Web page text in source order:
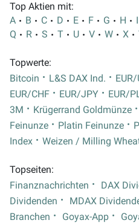
Top Aktien mit:
A
B C D E F G H I
Q
R S T U V W X
Topwerte:
Bitcoin
L&S DAX Ind. EUR/
EUR/CHF
EUR/JPY EUR/
3M
Krügerrand Goldmünze
Feinunze
Platin Feinunze
Index
Weizen / Milling
Topseiten:
Finanznachrichten
DAX
Dividenden
MDAX
Branchen
Goyax-App